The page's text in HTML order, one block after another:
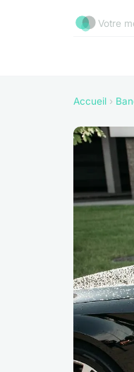
Votre
Accueil ›